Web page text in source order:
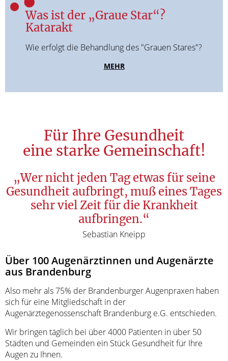
Was ist der „Graue Star“?
Katarakt
Wie erfolgt die Behandlung des "Grauen Stares"?
MEHR
Für Ihre Gesundheit
eine starke Gemeinschaft!
„Wer nicht jeden Tag etwas für seine
Gesundheit aufbringt, muß eines Tages
sehr viel Zeit für die Krankheit
aufbringen.“
Sebastian Kneipp
Über 100 Augenärztinnen und Augenärzte
aus Brandenburg
Also mehr als 75% der Brandenburger Augenpraxen haben
sich für eine Mitgliedschaft in der
Augenärztegenossenschaft Brandenburg e.G. entschieden.
Wir bringen täglich bei über 4000 Patienten in über 50
Städten und Gemeinden ein Stück Gesundheit für Ihre
Augen zu Ihnen.